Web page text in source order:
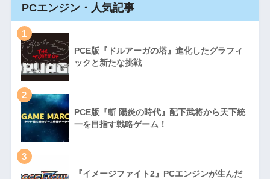
PCエンジン・人気記事
1
PCE版『ドルアーガの塔』進化したグラフィ
ックと新たな挑戦
2
PCE版『斬 陽炎の時代』配下武将から天下統
一を目指す戦略ゲーム！
3
『イメージファイト2』PCエンジンが生んだ